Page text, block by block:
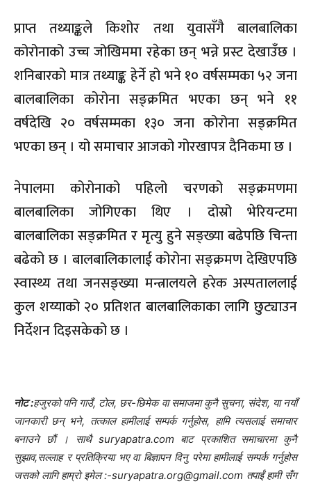
प्राप्त तथ्याङ्कले किशोर तथा युवासँगै बालबालिका
कोरोनाको उच्च जोखिममा रहेका छन् भन्ने प्रस्ट देखाउँछ ।
शनिबारको मात्र तथ्याङ्क हेर्ने हो भने १० वर्षसम्मका ५२ जना
बालबालिका कोरोना सङ्क्रमित भएका छन् भने ११
वर्षदेखि २० वर्षसम्मका १३० जना कोरोना सङ्क्रमित
भएका छन् । यो समाचार आजको गोरखापत्र दैनिकमा छ ।
नेपालमा कोरोनाको पहिलो चरणको सङ्क्रमणमा
बालबालिका जोगिएका थिए । दोस्रो भेरियन्टमा
बालबालिका सङ्क्रमित र मृत्यु हुने सङ्ख्या बढेपछि चिन्ता
बढेको छ । बालबालिकालाई कोरोना सङ्क्रमण देखिएपछि
स्वास्थ्य तथा जनसङ्ख्या मन्त्रालयले हरेक अस्पताललाई
कुल शय्याको २० प्रतिशत बालबालिकाका लागि छुट्याउन
निर्देशन दिइसकेको छ ।
नोट :हजुरको पनि गाउँ, टोल, छर-छिमेक वा समाजमा कुनै सुचना, संदेश, या नयाँ
जानकारी छन् भने, तत्काल हामीलाई सम्पर्क गर्नुहोस, हामि त्यसलाई समाचार
बनाउने छौं । साथै suryapatra.com बाट प्रकाशित समाचारमा कुनै
सुझाव,सल्लाह र प्रतिक्रिया भए वा बिज्ञापन दिनु परेमा हामीलाई सम्पर्क गर्नुहोस
जसको लागि हाम्रो इमेल :-suryapatra.org@gmail.com तपाईं हामी सँग